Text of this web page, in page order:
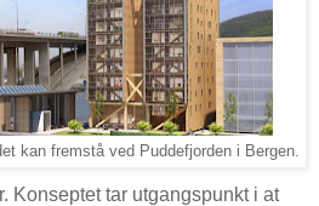
kan fremstå ved Puddefjorden i Bergen.
Konseptet tar utgangspunkt i at